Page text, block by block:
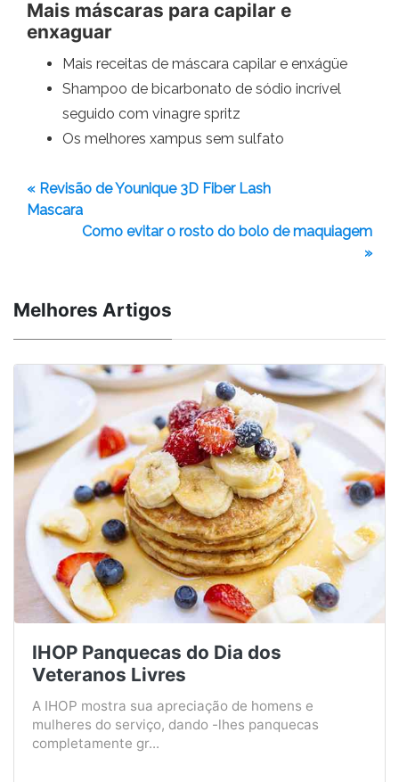
Mais máscaras para capilar e
enxaguar
Mais receitas de máscara capilar e enxágüe
Shampoo de bicarbonato de sódio incrível
seguido com vinagre spritz
Os melhores xampus sem sulfato
« Revisão de Younique 3D Fiber Lash
Mascara
Como evitar o rosto do bolo de maquiagem
»
Melhores Artigos
IHOP Panquecas do Dia dos
Veteranos Livres
A IHOP mostra sua apreciação de homens e
mulheres do serviço, dando -lhes panquecas
completamente gr...